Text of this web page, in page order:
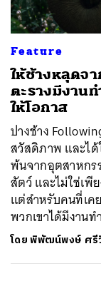
Feature
ให้ช้างหลุดจ
ตะรางมีงานท
ให้โอกาส
ปางช้าง
สวัสดิภาพ และไ
พ้นจากอุตสาหกร
สัตว์ และไม่ใช่เพี
แต่สำหรับคนที่เค
พวกเขาได้มีงาน
โดยพิพัฒน์พงษ์ ศรี
ค้นหา